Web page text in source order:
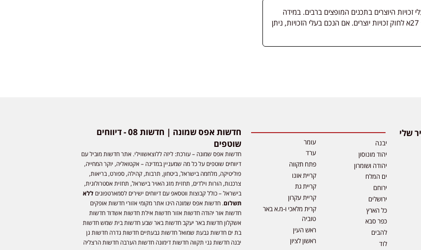
היוצרים בתכנים המופצים ברבים. במידה
ופורסמה מדיה שבעליה אינו ידוע, השימוש נעשה לפי סעיף 27א לחוק זכויות יוצרים. אם הנכם בעלי הזכויות, ניתן
שלי
יבנה
יהוד מונוסון
יהודה ושומרון
ים המלח
ירוחם
ירושלים
כל הארץ
כפר סבא
להבים
לוד
עומר
ערד
פתח תקווה
קריית אונו
קריית גת
קריית עקרון
קרית מלאכי ו-מ.א באר
טוביה
ראש העין
ראשון לציון
חדשות אפס שמונה | חדשות 08 - דיווחים
שוטפים
חדשות אפס שמונה – עורכת: ליזה ללוצאשווילי. אתר חדשות מוביל עם
דיווחים שוטפים על כל מה שמעניין במדינה – אקטואליה, יוקר המחייה,
פוליטיקה, מלחמה בישראל, ביטחון, תרבות, קהילה, ספורט, בריאות,
צרכנות, הורות וילדים, תחזית מזג האויר בישראל, תחזית אסטרולוגית,
בישראל – כולל קבוצות ווטסאפ עם דיווחים ישירים לסמארטפוניםללא
תשלום. חדשות אפס שמונה הינו אתר מקומי אזורי חדשות אופקים
חדשות אור יהודה חדשות אזור חדשות אילת חדשות אשדוד חדשות
אשקלון חדשות באר יעקב חדשות באר שבע חדשות בית שמש חדשות
בת ים חדשות גבעת שמואל חדשות גבעתיים חדשות גדרה חדשות גן
יבנה חדשות גני תקווה חדשות דימונה חדשות הערבה חדשות הרצליה